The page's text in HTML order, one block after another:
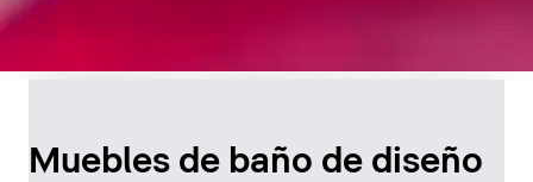
el baño
Muebles de baño de diseño